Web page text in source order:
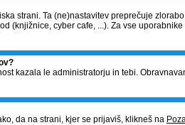
strani. Ta (ne)nastavitev preprečuje
(knjižnice, cyber cafe, ...). Za vse
kazala le administratorju in tebi.
da na strani, kjer se prijaviš, klikneš na